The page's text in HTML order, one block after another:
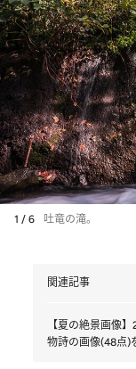
1 / 6 吐竜の滝。
関連記事
【夏の絶景画像
物詩の画像(48点)